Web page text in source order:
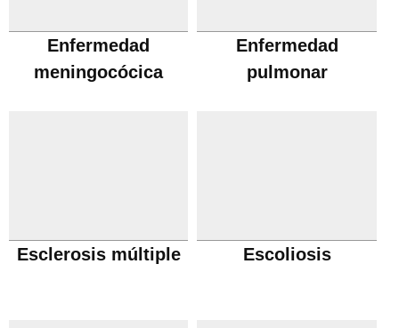
Enfermedad
meningocócica
Enfermedad
pulmonar
Esclerosis múltiple Escoliosis